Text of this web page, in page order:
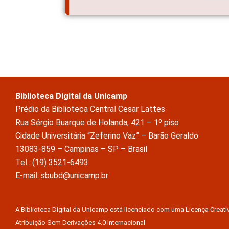
Biblioteca Digital da Unicamp
Prédio da Biblioteca Central Cesar Lattes
Rua Sérgio Buarque de Holanda, 421 – 1º piso
Cidade Universitária “Zeferino Vaz” – Barão Geraldo
13083-859 – Campinas – SP – Brasil
Tel.: (19) 3521-6493
E-mail: sbubd@unicamp.br
A Biblioteca Digital da Unicamp está licenciado com uma Licença
Atribuição Sem Derivações 4.0 Internacional